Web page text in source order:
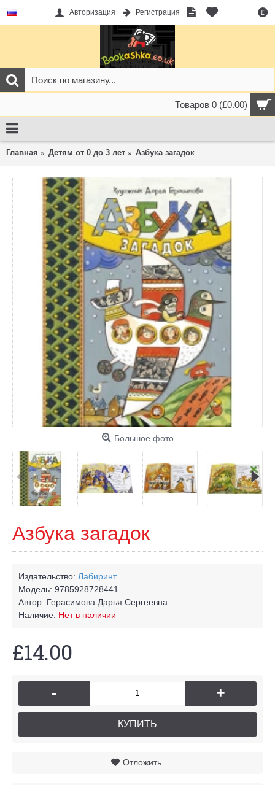
£
Авторизация Регистрация
Товаров 0 (£0.00)
Главная Детям от 0 до 3 лет Азбука загадок
Большое фото
Азбука загадок
Издательство: Лабиринт
Модель: 9785928728441
Автор: Герасимова Дарья Сергеевна
Наличие: Нет в наличии
£14.00
- +
КУПИТЬ
Отложить